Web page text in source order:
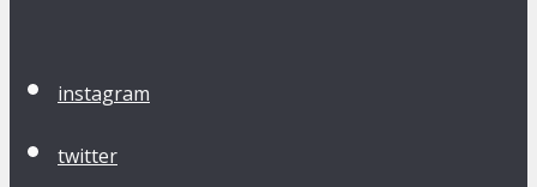
instagram
twitter